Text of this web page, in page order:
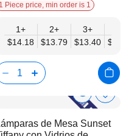
9+
$12.61
12+
$12.21
15+
$11.82
1 Piece price, min order is 1
1+
$14.18
2+
$13.79
3+
$13.40
Show
Info la
de Mesa Sunset